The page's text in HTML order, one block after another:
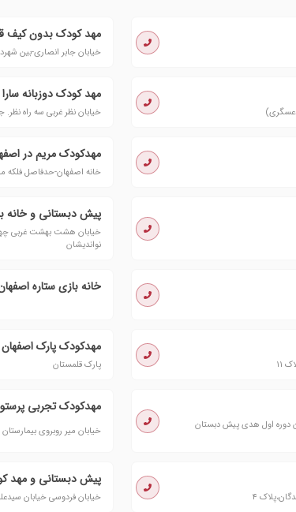
مهد کودک بدون کیف
خیابان جابر انصاری-بین
مهد کودک دوزبانه
خیابان نظر غربی سه راه
مهدکودک مریم در
خانه اصفهان-حدفاصل فلکه
پیش دبستانی و خانه
خیابان هشت بهشت غربی
نواندیشان
خانه بازی ستاره
مهدکودک پارک اصفهان
پارک قلمستان
مقابل دبیرستان دوره اول هدی پیش دبستان
مهدکودک تجربی
خیابان میر روبروی
۴
پیش دبستانی و مهد
خیابان فردوسی خیابان